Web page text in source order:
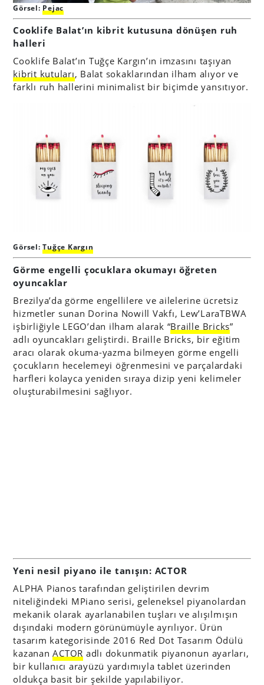
Görsel: Pejac
Cooklife Balat’ın kibrit kutusuna dönüşen ruh
halleri
Cooklife Balat’ın Tuğçe Kargın’ın imzasını taşıyan
kibrit kutuları, Balat sokaklarından ilham alıyor ve
farklı ruh hallerini minimalist bir biçimde yansıtıyor.
Görsel:Tuğçe Kargın
Görme engelli çocuklara okumayı öğreten
oyuncaklar
Brezilya’da görme engellilere ve ailelerine ücretsiz
hizmetler sunan Dorina Nowill Vakfı, Lew’LaraTBWA
işbirliğiyle LEGO’dan ilham alarak “Braille Bricks”
adlı oyuncakları geliştirdi. Braille Bricks, bir eğitim
aracı olarak okuma-yazma bilmeyen görme engelli
çocukların hecelemeyi öğrenmesini ve parçalardaki
harfleri kolayca yeniden sıraya dizip yeni kelimeler
oluşturabilmesini sağlıyor.
Yeni nesil piyano ile tanışın: ACTOR
ALPHA Pianos tarafından geliştirilen devrim
niteliğindeki MPiano serisi, geleneksel piyanolardan
mekanik olarak ayarlanabilen tuşları ve alışılmışın
dışındaki modern görünümüyle ayrılıyor. Ürün
tasarım kategorisinde 2016 Red Dot Tasarım Ödülü
kazananACTOR adlı dokunmatik piyanonun ayarları,
bir kullanıcı arayüzü yardımıyla tablet üzerinden
oldukça basit bir şekilde yapılabiliyor.